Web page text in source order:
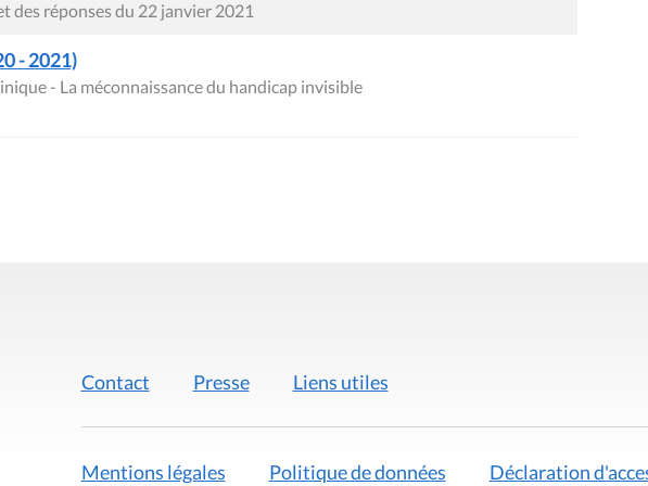
des réponses du 22 janvier 2021
- 2021)
- La méconnaissance du handicap invisible
Contact Presse Liens utiles
Mentions légales Politique de données Déclaration